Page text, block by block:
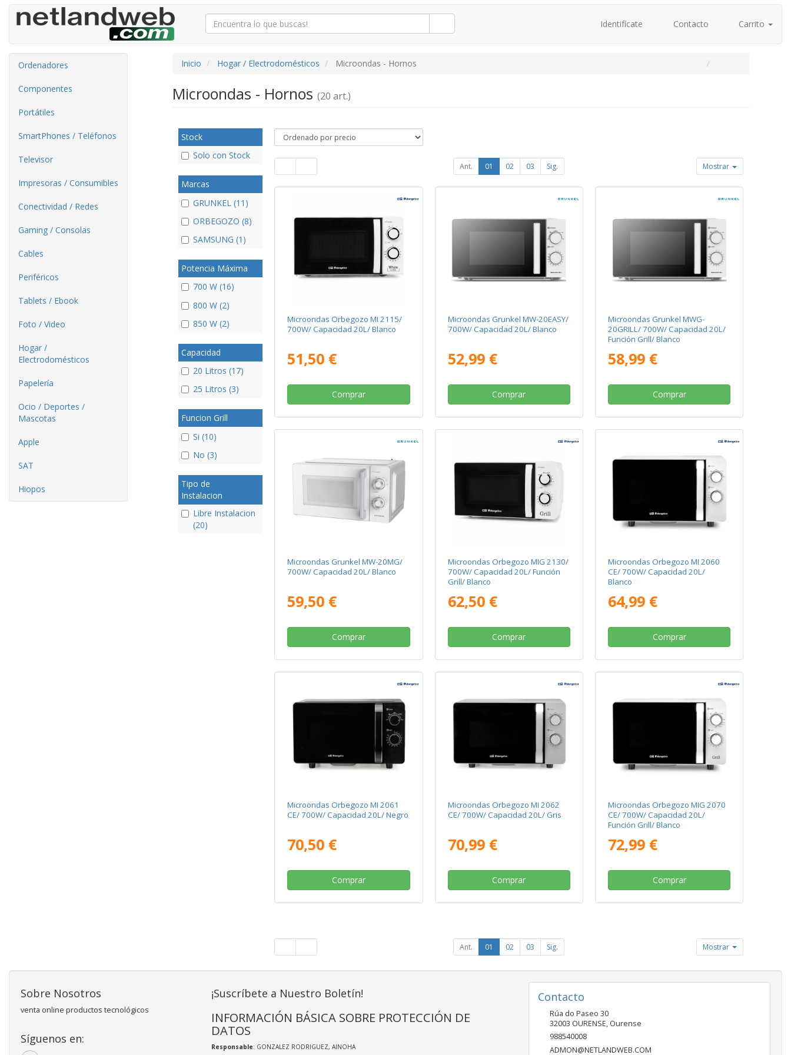
Identifícate Contacto Carrito
Ordenadores
Componentes
Portátiles
SmartPhones / Teléfonos
Televisor
Impresoras / Consumibles
Conectividad / Redes
Gaming / Consolas
Cables
Periféricos
Tablets / Ebook
Foto / Video
Hogar /
Electrodomésticos
Papelería
Ocio / Deportes /
Mascotas
Apple
SAT
Hiopos
Inicio Hogar / Electrodomésticos Microondas - Hornos
Microondas - Hornos (20 art.)
Stock
Solo con Stock
Marcas
GRUNKEL (11)
ORBEGOZO (8)
SAMSUNG (1)
Potencia Máxima
700 W (16)
800 W (2)
850 W (2)
Capacidad
20 Litros (17)
25 Litros (3)
Funcion Grill
Si (10)
No (3)
Tipo de
Instalacion
Libre Instalacion
(20)
Ant. 01 02 03 Sig. Mostrar
Microondas Orbegozo MI 2115/
700W/ Capacidad 20L/ Blanco
51,50 €
Comprar
Microondas Grunkel MW-20EASY/
700W/ Capacidad 20L/ Blanco
52,99 €
Comprar
Microondas Grunkel MWG-
20GRILL/ 700W/ Capacidad 20L/
Función Grill/ Blanco
58,99 €
Comprar
Microondas Grunkel MW-20MG/
700W/ Capacidad 20L/ Blanco
59,50 €
Comprar
Microondas Orbegozo MIG 2130/
700W/ Capacidad 20L/ Función
Grill/ Blanco
62,50 €
Comprar
Microondas Orbegozo MI 2060
CE/ 700W/ Capacidad 20L/
Blanco
64,99 €
Comprar
Microondas Orbegozo MI 2061
CE/ 700W/ Capacidad 20L/ Negro
70,50 €
Comprar
Microondas Orbegozo MI 2062
CE/ 700W/ Capacidad 20L/ Gris
70,99 €
Comprar
Microondas Orbegozo MIG 2070
CE/ 700W/ Capacidad 20L/
Función Grill/ Blanco
72,99 €
Comprar
Ant. 01 02 03 Sig. Mostrar
Sobre Nosotros
venta online productos tecnológicos
Síguenos en:
¡Suscríbete a Nuestro Boletín!
INFORMACIÓN BÁSICA SOBRE PROTECCIÓN DE
DATOS
Responsable: GONZALEZ RODRIGUEZ, AINOHA
Contacto
Rúa do Paseo 30
32003 OURENSE, Ourense
988540008
ADMON@NETLANDWEB.COM